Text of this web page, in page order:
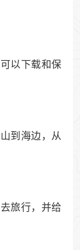
以下载和保
到海边，从
旅行，并给